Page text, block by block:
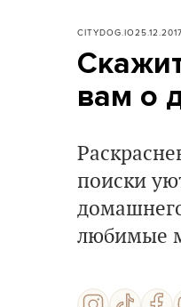
CITYDOG.IO25.12.2017
вам о
поиски
любимые